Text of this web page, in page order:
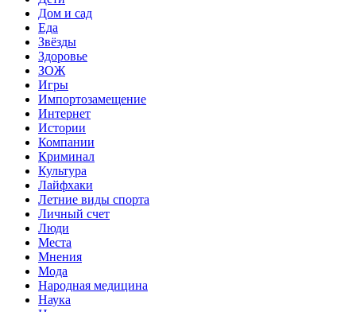
Дом и сад
Еда
Звёзды
Здоровье
ЗОЖ
Игры
Импортозамещение
Интернет
Истории
Компании
Криминал
Культура
Лайфхаки
Летние виды спорта
Личный счет
Люди
Места
Мнения
Мода
Народная медицина
Наука